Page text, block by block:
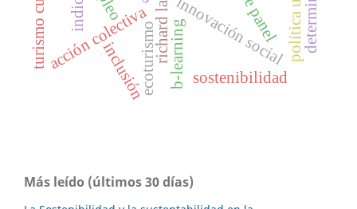
innovación social
acción colectiva
sostenibilidad
ecoturismo
inclusión b-learning
Más leído (últimos 30 días)